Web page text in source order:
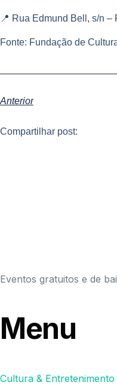
📍 Rua Edmund Bell, s/n
Fonte: Fundação de
Anterior
Compartilhar post:
Eventos gratuitos e de
Menu
Cultura & Entretenimento